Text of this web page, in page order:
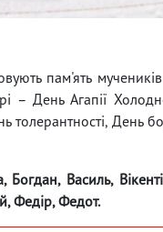
пам'ять
– День Агапії
толерантності, День
Богдан, Василь,
Федір, Федот.